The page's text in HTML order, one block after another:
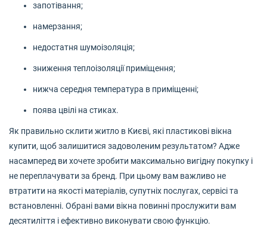
запотівання;
намерзання;
недостатня шумоізоляція;
зниження теплоізоляції приміщення;
нижча середня температура в приміщенні;
поява цвілі на стиках.
Як правильно склити житло в Києві, які пластикові вікна
купити, щоб залишитися задоволеним результатом? Адже
насамперед ви хочете зробити максимально вигідну покупку і
не переплачувати за бренд. При цьому вам важливо не
втратити на якості матеріалів, супутніх послугах, сервісі та
встановленні. Обрані вами вікна повинні прослужити вам
десятиліття і ефективно виконувати свою функцію.